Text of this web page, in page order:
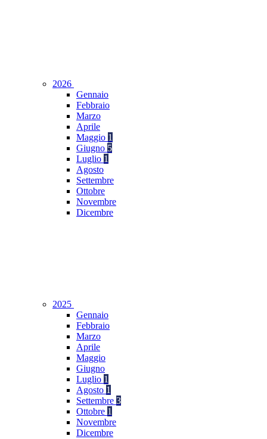
2026
Gennaio
Febbraio
Marzo
Aprile
Maggio 1
Giugno 5
Luglio 1
Agosto
Settembre
Ottobre
Novembre
Dicembre
2025
Gennaio
Febbraio
Marzo
Aprile
Maggio
Giugno
Luglio 1
Agosto 1
Settembre 3
Ottobre 1
Novembre
Dicembre